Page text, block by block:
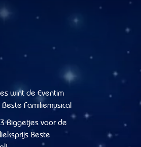
wint de Eventim
Familiemusical
Biggetjes voor de
Beste